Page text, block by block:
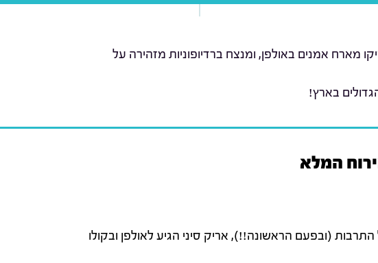
מארח אמנים באולפן, ומנצח ברדיופוניות מזהירה על
בארץ!
(ובפעם הראשונה!!), אריק סיני הגיע לאולפן ובקולו